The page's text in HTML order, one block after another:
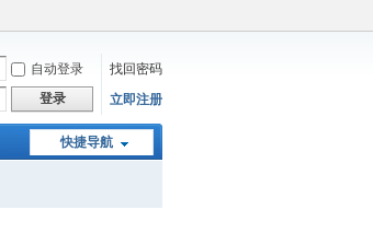
自动登录
找回密码
登录 立即注册
快捷导航